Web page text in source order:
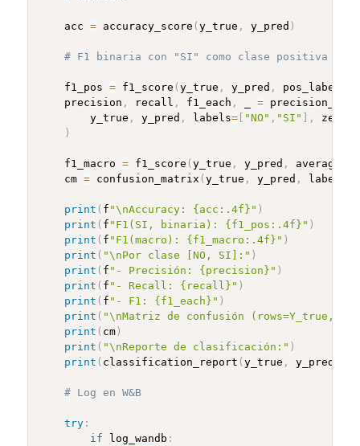
    acc
= accuracy_score (y_true , y_pred )
# F1 binaria con "SI" como clase positiva
    f1_pos
= f1_score (y_true , y_pred , pos_label
    precision
, recall , f1_each , =
        y_true
, y_pred , labels=[ "NO" , "SI" ] ,
)
    f1_macro
= f1_score (y_true , y_pred , average
    cm
= confusion_matrix (y_true , y_pred , labels
print ( f "\nAccuracy: {acc:.4f}" )
print ( f "F1(SI, binaria): {f1_pos:.4f}" )
print ( f "F1(macro): {f1_macro:.4f}" )
print ( "\nPor clase [NO, SI]:" )
print ( f "- Precisión: {precision}" )
print ( f "- Recall: {recall}" )
print ( f "- F1: {f1_each}" )
print ( "\nMatriz de confusión (rows=Y_true,
print ( cm)
print ( "\nReporte de clasificación:" )
print ( classification_report (y_true , y_pred
# Log en W&B
try:
if log_wandb :